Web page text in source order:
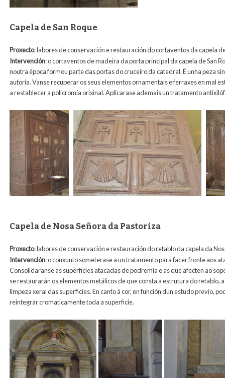
Capela de San Roque
Proxecto: labores de conservación e restauración do cortaventos da capela
Intervención:o cortaventos de madeira da porta principal da capela de San
noutra época formou parte das portas do cruceiro da catedral. É unha peza
autoría. Vanse recuperar os seus elementos ornamentais e ferraxes en mal
a restablecer a policromía orixinal. Aplicarase ademais un tratamento
Capela de Nosa Señora da Pastoriza
Proxecto: labores de conservación e restauración do retablo da capela da
Intervención:o conxunto someterase a un tratamento para facer fronte aos
Consolidaranse as superficies atacadas de podremia e as que afecten ao
se restaurarán os elementos metálicos de que consta a estrutura do retablo,
limpeza xeral das superficies. En canto á cor, en función dun estudo previo,
reintegrar cromaticamente toda a superficie.